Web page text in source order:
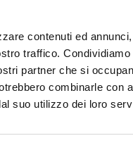
contenuti ed
traffico.
partner che si
combinarle con
suo utilizzo dei loro